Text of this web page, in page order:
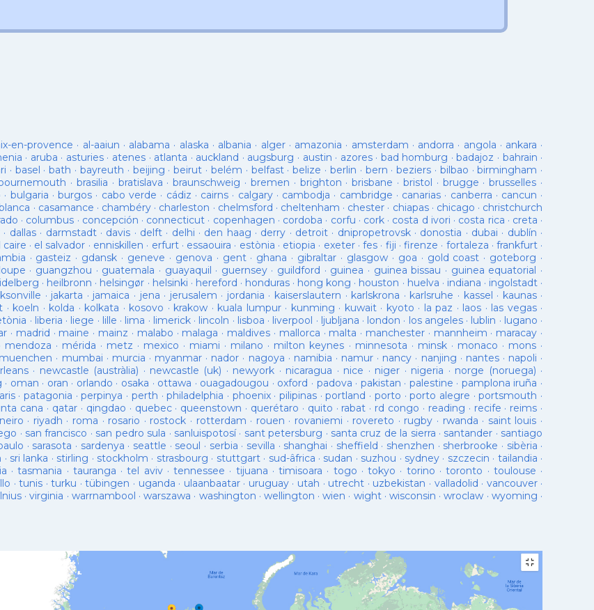
en-provence · al-aaiun · alabama · alaska · albania · alger· amazonia · amsterdam · andorra · angola · ankara ·
· aruba · asturies· atenes · atlanta · auckland · augsburg · austin · azores· bad homburg ·badajoz · bahrain ·
· basel ·bath · bayreuth · beijing ·beirut · belém · belfast·belize · berlin · bern ·beziers · bilbao ·birmingham ·
· brasilia · bratislava ·braunschweig · bremen · brighton ·brisbane · bristol · brugge ·brusselles ·
· bulgaria ·burgos · cabo verde · cádiz · cairns · calgary· cambodja · cambridge · canarias · canberra · cancun ·
· casamance · chambéry · charleston · chelmsford · cheltenham · chester · chiapas· chicago · christchurch
· columbus · concepción · connecticut · copenhagen · cordoba · corfu · cork · costa d ivori · costa rica · creta ·
· dallas· darmstadt· davis · delft· delhi · den haag · derry · detroit· dnipropetrovsk· donostia · dubai · dublín ·
caire · el salvador · enniskillen · erfurt· essaouira · estònia · etiopia · exeter· fes · fiji · firenze · fortaleza · frankfurt ·
· gasteiz · gdansk · geneve · genova · gent· ghana · gibraltar · glasgow· goa · gold coast · goteborg ·
· guangzhou · guatemala · guayaquil · guernsey· guildford · guinea · guinea bissau · guinea equatorial ·
· heilbronn · helsingør · helsinki · hereford · honduras· hong kong · houston · huelva · indiana · ingolstadt·
· jakarta · jamaica · jena · jerusalem · jordania · kaiserslautern · karlskrona · karlsruhe · kassel · kaunas·
· koeln · kolda · kolkata · kosovo · krakow · kuala lumpur· kunming · kuwait· kyoto · la paz · laos · las vegas·
· liberia · liege · lille · lima · limerick· lincoln · lisboa · liverpool · ljubljana · london · los angeles· lublin · lugano ·
· madrid · maine · mainz · malabo · malaga · maldives · mallorca · malta · manchester · mannheim · maracay ·
mendoza · mérida · metz · mexico · miami · milano · milton keynes · minnesota · minsk· monaco · mons ·
muenchen · mumbai · murcia · myanmar · nador · nagoya · namibia · namur · nancy · nanjing · nantes· napoli ·
· newcastle (austràlia) · newcastle (uk) · newyork · nicaragua · nice · niger · nigeria · norge (noruega) ·
· oman · oran · orlando · osaka · ottawa · ouagadougou · oxford · padova · pakistan · palestine · pamplona iruña ·
· patagonia ·perpinya · perth ·philadelphia · phoenix·pilipinas ·portland · porto ·porto alegre ·portsmouth ·
cana · qatar · qingdao · quebec· queenstown · querétaro · quito · rabat · rd congo · reading · recife · reims ·
· riyadh · roma · rosario · rostock · rotterdam · rouen · rovaniemi · rovereto · rugby · rwanda · saint louis ·
· san francisco · san pedro sula · sanluispotosí· sant petersburg · santa cruz de la sierra · santander · santiago
· sarasota · sardenya · seattle · seoul · serbia · sevilla · shanghai · sheffield · shenzhen · sherbrooke · sibèria ·
· sri lanka · stirling · stockholm · strasbourg · stuttgart· sud-âfrica · sudan · suzhou · sydney · szczecin · tailandia ·
·tasmania · tauranga ·tel aviv·tennessee · tijuana ·timisoara · togo ·tokyo · torino ·toronto · toulouse ·
·tunis ·turku ·tübingen · uganda · ulaanbaatar· uruguay· utah · utrecht · uzbekistan · valladolid · vancouver·
·virginia · warrnambool ·warszawa · washington · wellington ·wien · wight·wisconsin ·wroclaw · wyoming ·